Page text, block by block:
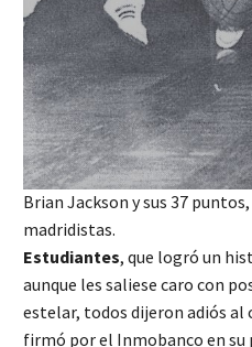
Brian Jackson y sus 37
madridistas.
Estudiantes, que logró un
aunque les saliese caro con
estelar, todos dijeron adiós al
firmó por el Inmobanco en su